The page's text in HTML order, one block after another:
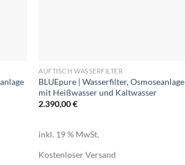
AUFTISCH WASSERFILTER
BLUEpure | Wasserfilter, Osmoseanlage
mit Heißwasser und Kaltwasser
2.390,00€
inkl. 19 % MwSt.
Kostenloser Versand